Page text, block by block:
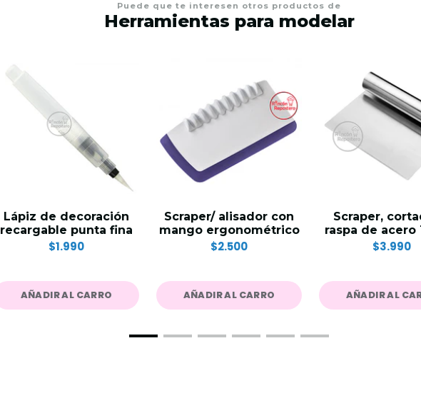
Puede que te interesen otros productos de
Herramientas para modelar
Lápiz de decoración
recargable punta fina
$1.990
AÑADIR AL CARRO
Scraper/ alisador con
mango ergonométrico
$2.500
AÑADIR AL CARRO
Scraper,
raspa de acero
$3.990
AÑADIR AL